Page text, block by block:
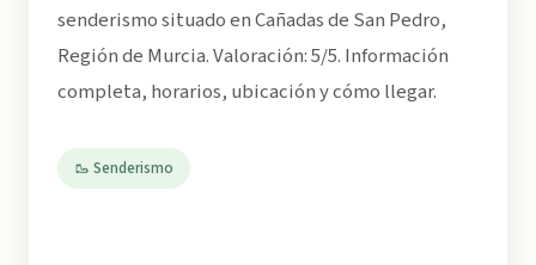
senderismo situado en Cañadas de San Pedro,
Región de Murcia. Valoración: 5/5. Información
completa, horarios, ubicación y cómo llegar.
🥾 Senderismo